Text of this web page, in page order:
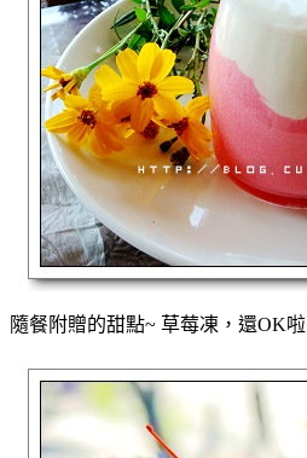
隨餐附贈的甜點~ 草莓凍，還OK啦